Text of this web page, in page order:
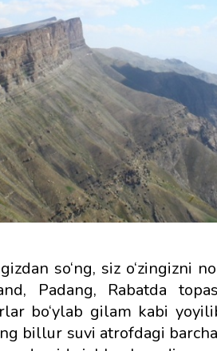
so‘ng, siz o‘zingizni
Padang, Rabatda
bo‘ylab gilam kabi
billur suvi atrofdagi